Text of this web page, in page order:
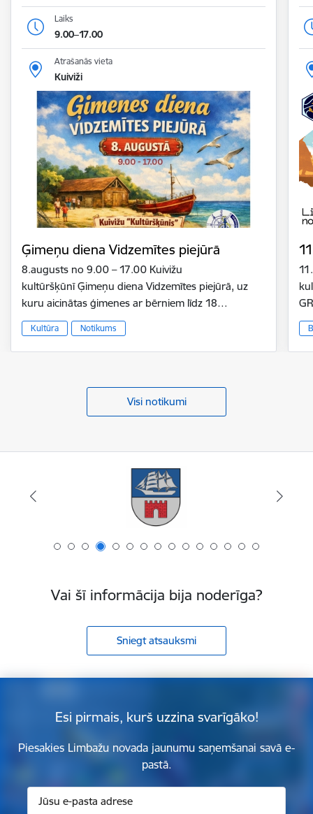
Laiks
9.00–17.00
Atrašanās vieta
Kuiviži
Ģimeņu diena Vidzemītes piejūrā
8.augusts no 9.00 – 17.00 Kuivižu
kultūršķūnī Ģimeņu diena Vidzemītes piejūrā, uz
kuru aicinātas ģimenes ar bērniem līdz 18…
Kultūra Notikums
Visi notikumi
Vai šī informācija bija noderīga?
Sniegt atsauksmi
Esi pirmais, kurš uzzina svarīgāko!
Piesakies Limbažu novada jaunumu saņemšanai savā e-
pastā.